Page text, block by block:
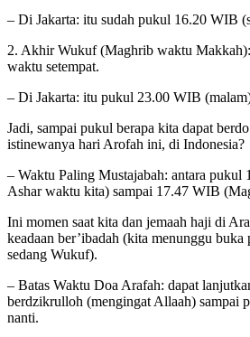
– Di Jakarta: itu sudah pukul 16.20 WIB
2. Akhir Wukuf (Maghrib waktu
waktu setempat.
– Di Jakarta: itu pukul 23.00 WIB
Jadi, sampai pukul berapa kita dapat
istinewanya hari Arofah ini, di Indonesia?
– Waktu Paling Mustajabah: antara pukul
Ashar waktu kita) sampai 17.47 WIB
Ini momen saat kita dan jemaah haji di
keadaan ber’ibadah (kita menunggu buka
sedang Wukuf).
– Batas Waktu Doa Arafah: dapat
berdzikrulloh (mengingat Allaah) sampai
nanti.